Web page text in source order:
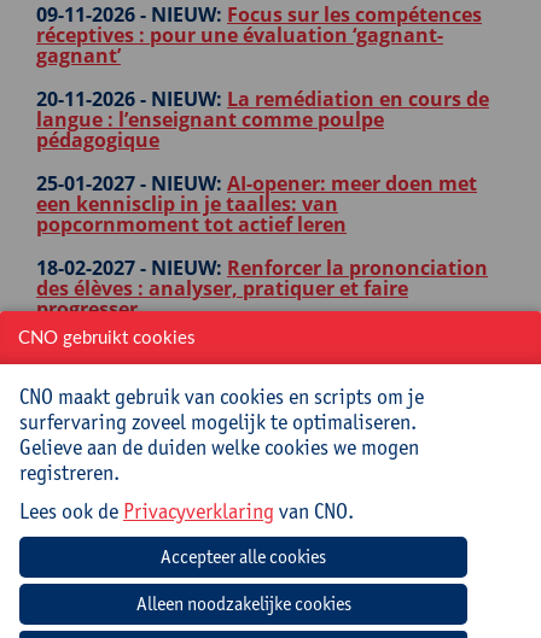
09-11-2026 - NIEUW: Focus sur les compétences
réceptives : pour une évaluation ‘gagnant-
gagnant’
20-11-2026 - NIEUW: La remédiation en cours de
langue : l’enseignant comme poulpe
pédagogique
25-01-2027 - NIEUW: AI-opener: meer doen met
een kennisclip in je taalles: van
popcornmoment tot actief leren
18-02-2027 - NIEUW: Renforcer la prononciation
des élèves : analyser, pratiquer et faire
progresser
24-02-2027 -Comment stimuler le plaisir de lire ?
Approches innovantes et romans pour ados
NEDERLANDS
Startdatum - Titel
25-01-2027 -NIEUW:AI-opener: meer doen met
een kennisclip in je taalles: van
popcornmoment tot actief leren
17-02-2027 -Nederlands in België en Nederland:
taal, cultuur, registers
CNO gebruikt cookies
CNO maakt gebruik van cookies en scripts om je
surfervaring zoveel mogelijk te optimaliseren.
Gelieve aan de duiden welke cookies we mogen
registreren.
Lees ook de Privacyverklaring van CNO.